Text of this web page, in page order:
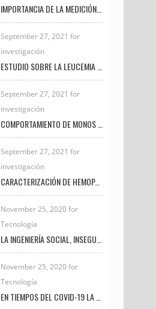
September 27, 2021 for
investigación
September 27, 2021 for
investigación
September 27, 2021 for
investigación
CARACTERIZACIÓN DE HEMOPARÁSITOS PRESENTES EN AVES SILVESTRES EN EL MUNICIPIO DE FREDONIA DURANTE EL PERIODO 2020 – 2021
November 25, 2020 for
Tecnología
November 25, 2020 for
Tecnología